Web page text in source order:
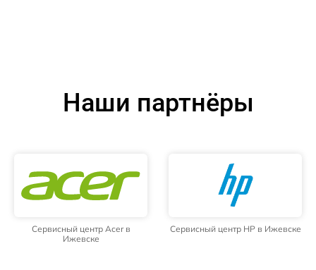
Наши партнёры
Сервисный центр Acer в
Ижевске
Сервисный центр HP в Ижевске